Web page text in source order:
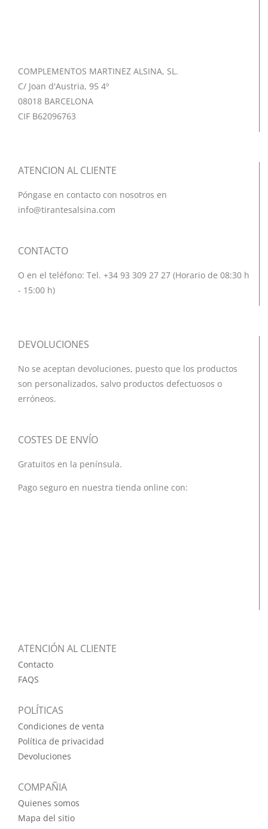
COMPLEMENTOS MARTINEZ ALSINA, SL.
C/ Joan d'Austria, 95 4º
08018 BARCELONA
CIF B62096763
ATENCION AL CLIENTE
Póngase en contacto con nosotros en
info@tirantesalsina.com
CONTACTO
O en el teléfono: Tel. +34 93 309 27 27 (Horario de 08:30 h
- 15:00 h)
DEVOLUCIONES
No se aceptan devoluciones, puesto que los productos
son personalizados, salvo productos defectuosos o
erróneos.
COSTES DE ENVÍO
Gratuitos en la península.
Pago seguro en nuestra tienda online con:
ATENCIÓN AL CLIENTE
Contacto
FAQS
POLÍTICAS
Condiciones de venta
Política de privacidad
Devoluciones
COMPAÑIA
Quienes somos
Mapa del sitio